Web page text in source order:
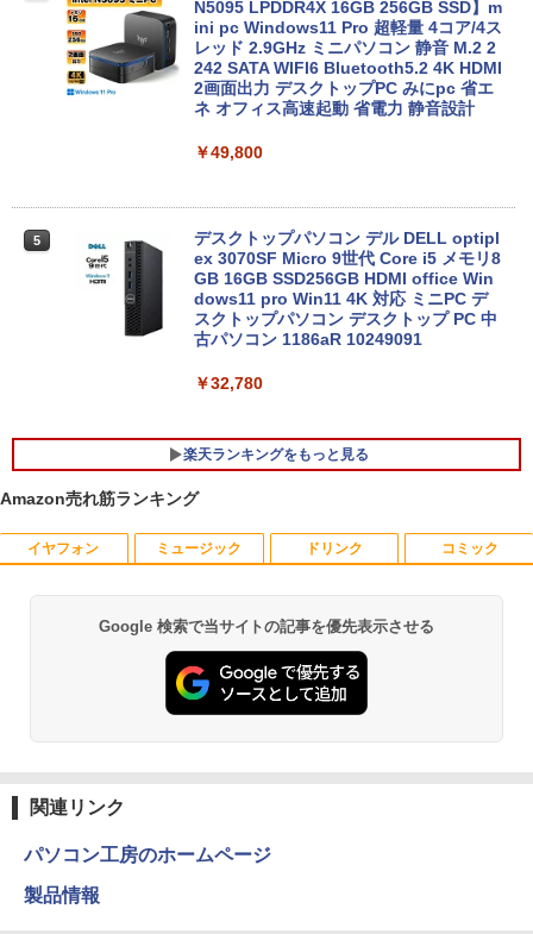
【今だけSSD倍増中↑】 中古 ノートパソ
コン レッツノート Let's note 2in1タブ
レットOffice選択可 PC おしゃれなカラ
ーから選べる
￥19,980
ソコン 14インチ 最大SSD1TB メモリ16
GB Core i5 第8世代 Microsoft Office付
き Windows11 DELL Latitude 5400 Mi
crosoft Office付き 中古ノートパソコン
ノートPC パソコン カメラ 軽量 薄型
N5095 LPDDR4X 16GB 256GB SSD】m
ini pc Windows11 Pro 超軽量 4コア/4ス
レッド 2.9GHz ミニパソコン 静音 M.2 2
242 SATA WIFI6 Bluetooth5.2 4K HDMI
2画面出力 デスクトップPC みにpc 省エ
ネ オフィス高速起動 省電力 静音設計
￥49,800
5
デスクトップパソコン デル DELL optipl
ex 3070SF Micro 9世代 Core i5 メモリ8
GB 16GB SSD256GB HDMI office Win
dows11 pro Win11 4K 対応 ミニPC デ
スクトップパソコン デスクトップ PC 中
古パソコン 1186aR 10249091
￥32,780
楽天ランキングをもっと見る
1
厳選大手メーカー 中古 パソコンモニター
イド epson dell nec 富士通 acer io-dat
a 等 中古モニター 22 pcモニター 液晶デ
モニター 店長おまかせ メーカーおまかせ
福袋 【中古】【あす楽】
2
カー内蔵 中古ディスプレイ
1
キングダム 80 （ヤングジャンプコミッ
￥770
されかけたがギフト『無限ガチャ』でレ
￥792
Amazon売れ筋ランキング
イヤフォン
Anker Soundcore P40i ブラック
￥7,990
ミュージック
BRUCE WAYNE feat. Flo Milli, ATL Jacob
[Explicit]
￥250
￥250
ドリンク
【Amazon.co.jp限定】 い・ろ・は・す 2L P
ET ラベルレス ×8本
￥1,112
ットル (Smart Basic)
コミック
薬屋のひとりごと 17巻 (デジタル版ビッグガ
ンガンコミックス)
￥770
￥832
Google 検索で当サイトの記事を優先表示させる
関連リンク
パソコン工房のホームページ
製品情報